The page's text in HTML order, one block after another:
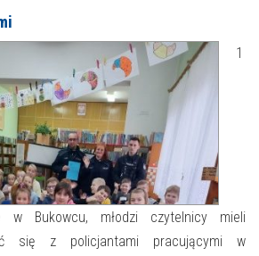
BIEŻĄCE
1
w Bukowcu, młodzi czytelnicy mieli
się z policjantami pracującymi w